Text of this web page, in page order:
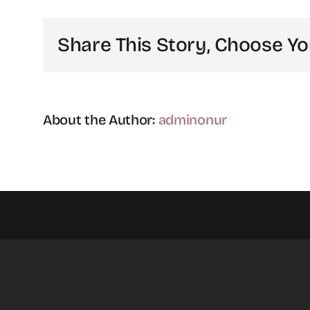
Share This Story, Choose
About the Author: adminonur